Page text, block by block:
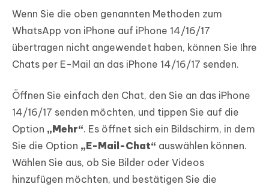
Wenn Sie die oben genannten Methoden zum
WhatsApp von iPhone auf iPhone 14/16/17
übertragen nicht angewendet haben, können Sie Ihre
Chats per E-Mail an das iPhone 14/16/17 senden.
Öffnen Sie einfach den Chat, den Sie an das iPhone
14/16/17 senden möchten, und tippen Sie auf die
Option „Mehr“. Es öffnet sich ein Bildschirm, in dem
Sie die Option „E-Mail-Chat“ auswählen können.
Wählen Sie aus, ob Sie Bilder oder Videos
hinzufügen möchten, und bestätigen Sie die